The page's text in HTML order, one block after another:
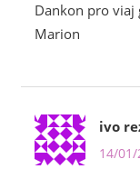
Dankon pro viaj
Marion
ivo
14/01/